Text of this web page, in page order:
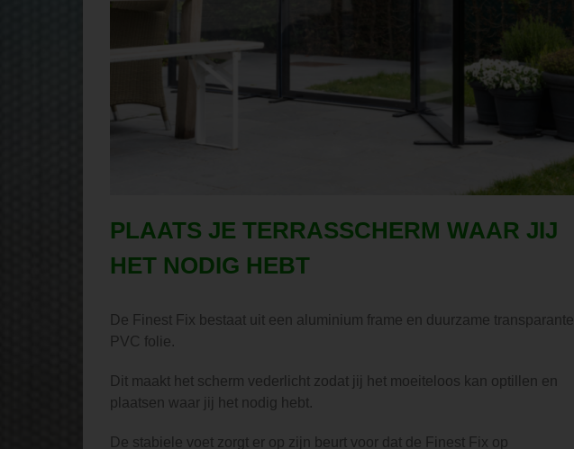
PLAATS JE TERRASSCHERM WAAR JIJ
HET NODIG HEBT
De Finest Fix bestaat uit een aluminium frame en duurzame transparante
PVC folie.
Dit maakt het scherm vederlicht zodat jij het moeiteloos kan optillen en
plaatsen waar jij het nodig hebt.
De stabiele voet zorgt er op zijn beurt voor dat de Finest Fix op